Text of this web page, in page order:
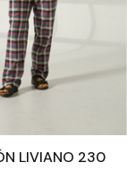
LIVIANO 230